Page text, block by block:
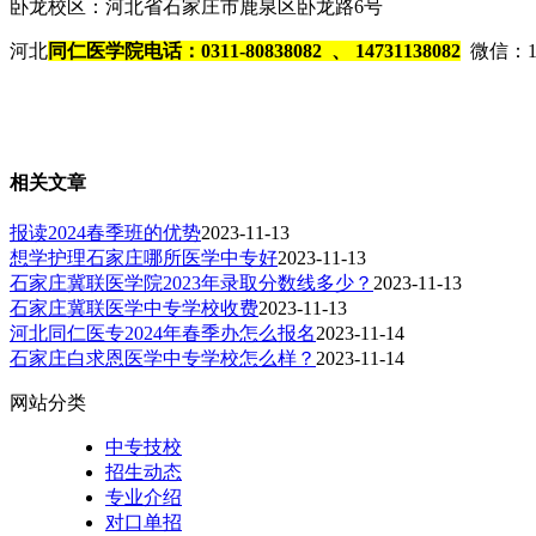
卧龙校区：河北省石家庄市鹿泉区卧龙路6号
河北同仁医学院电话：0311-80838082 、 14731138082 微信：
相关文章
报读2024春季班的优势2023-11-13
想学护理石家庄哪所医学中专好2023-11-13
石家庄冀联医学院2023年录取分数线多少？ 2023-11-13
石家庄冀联医学中专学校收费2023-11-13
河北同仁医专2024年春季办怎么报名2023-11-14
石家庄白求恩医学中专学校怎么样？ 2023-11-14
网站分类
中专技校
招生动态
专业介绍
对口单招